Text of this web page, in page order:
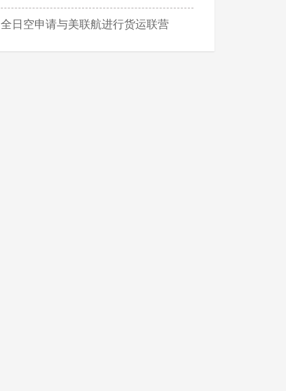
全日空申请与美联航进行货运联营